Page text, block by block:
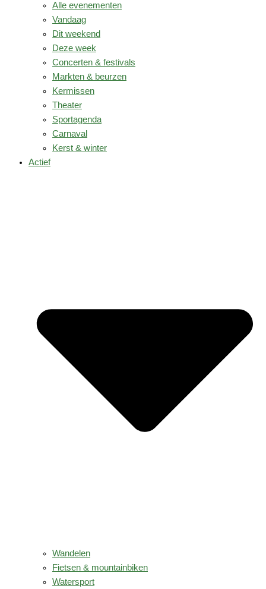
Alle evenementen
Vandaag
Dit weekend
Deze week
Concerten & festivals
Markten & beurzen
Kermissen
Theater
Sportagenda
Carnaval
Kerst & winter
Actief
Wandelen
Fietsen & mountainbiken
Watersport